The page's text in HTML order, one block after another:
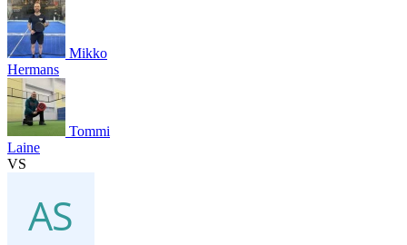
Mikko
Hermans
Tommi
Laine
VS